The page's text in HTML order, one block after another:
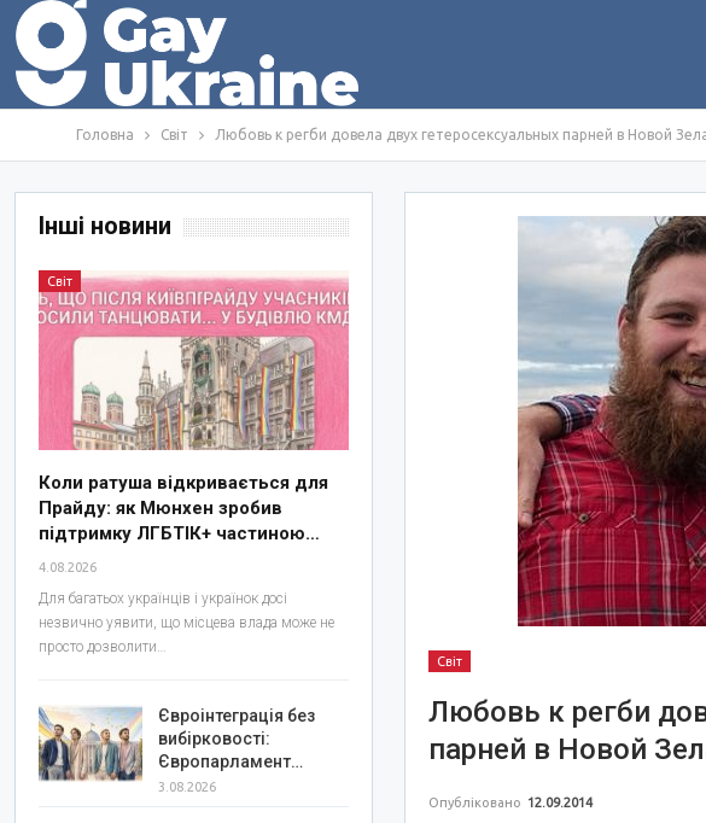
Головна Світ Любовь к регби довела двух гетеросексуальных парней в Новой
Світ
Любовь к регби
парней в Новой
Опубліковано 12.09.2014
Інші новини
Світ
Коли ратуша відкривається для
Прайду: як Мюнхен зробив
підтримку ЛГБТІК+ частиною…
4.08.2026
Для багатьох українців і українок досі
незвично уявити, що місцева влада може не
просто дозволити…
Євроінтеграція без
вибірковості:
Європарламент…
3.08.2026